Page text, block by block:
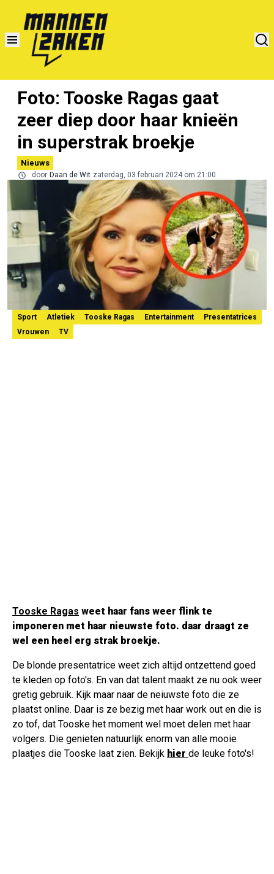
Foto: Tooske Ragas gaat
zeer diep door haar knieën
in superstrak broekje
Nieuws
door Daan de Wit zaterdag, 03 februari 2024 om 21:00
Sport Atletiek Tooske Ragas Entertainment
Presentatrices
Vrouwen
TV
Tooske Ragas weet haar fans weer flink te
imponeren met haar nieuwste foto. daar draagt ze
wel een heel erg strak broekje.
De blonde presentatrice weet zich altijd ontzettend goed
te kleden op foto's. En van dat talent maakt ze nu ook weer
gretig gebruik. Kijk maar naar de neiuwste foto die ze
plaatst online. Daar is ze bezig met haar work out en die is
zo tof, dat Tooske het moment wel moet delen met haar
volgers. Die genieten natuurlijk enorm van alle mooie
plaatjes die Tooske laat zien. Bekijk hier de leuke foto's!